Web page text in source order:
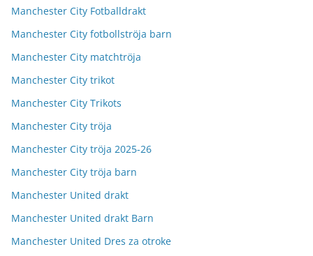
Manchester City Fotballdrakt
Manchester City fotbollströja barn
Manchester City matchtröja
Manchester City trikot
Manchester City Trikots
Manchester City tröja
Manchester City tröja 2025-26
Manchester City tröja barn
Manchester United drakt
Manchester United drakt Barn
Manchester United Dres za otroke